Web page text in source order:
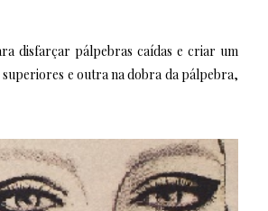
disfarçar pálpebras caídas e criar um
superiores e outra na dobra da pálpebra,